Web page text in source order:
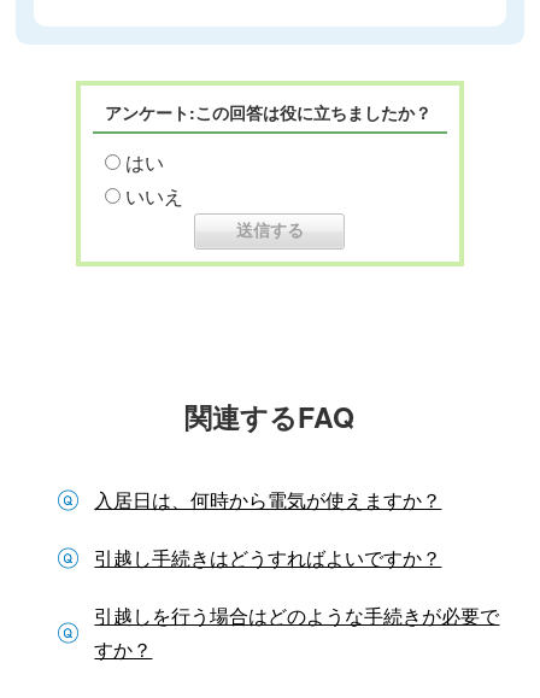
アンケート:この回答は役に立ちましたか？
はい
いいえ
関連するFAQ
入居日は、何時から電気が使えますか？
引越し手続きはどうすればよいですか？
引越しを行う場合はどのような手続きが必要で
すか？